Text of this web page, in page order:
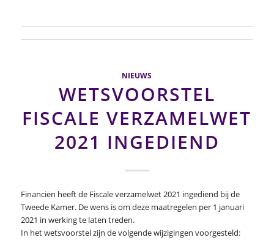
NIEUWS
WETSVOORSTEL
FISCALE VERZAMELWET
2021 INGEDIEND
Financiën heeft de Fiscale verzamelwet 2021 ingediend bij de
Tweede Kamer. De wens is om deze maatregelen per 1 januari
2021 in werking te laten treden.
In het wetsvoorstel zijn de volgende wijzigingen voorgesteld: